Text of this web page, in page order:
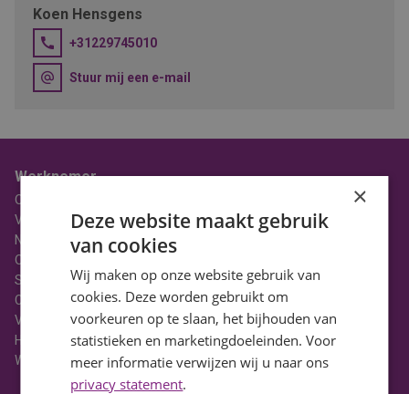
Koen Hensgens
+31229745010
Stuur mij een e-mail
Werknemer
Over BaanBereik
Vacatures
Nieuws
Ons Team
Stages
Contact
Vacatures in Noord-Holland
HBO Vacatures
WO Vacatures
×
Deze website maakt gebruik
van cookies
Wij maken op onze website gebruik van
cookies. Deze worden gebruikt om
voorkeuren op te slaan, het bijhouden van
statistieken en marketingdoeleinden. Voor
meer informatie verwijzen wij u naar ons
privacy statement.